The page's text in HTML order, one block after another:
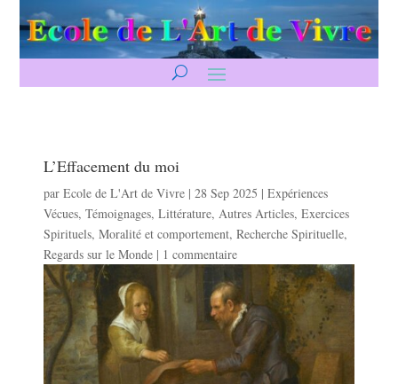
L’Effacement du moi
parEcole de L'Art de Vivre |28 Sep 2025 |Expériences
Vécues,Témoignages,Littérature, Autres Articles,Exercices
Spirituels,Moralité et comportement,Recherche Spirituelle,
Regards sur le Monde | 1 commentaire